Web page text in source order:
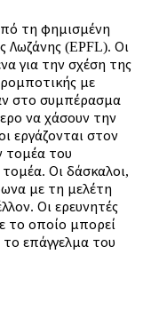
τη φημισμένη
Λωζάνης (EPFL). Οι
για την σχέση της
ρομποτικής με
στο συμπέρασμα
να χάσουν την
εργάζονται στον
τομέα του
Οι δάσκαλοι,
με τη μελέτη
Οι ερευνητές
το οποίο μπορεί
το επάγγελμα του